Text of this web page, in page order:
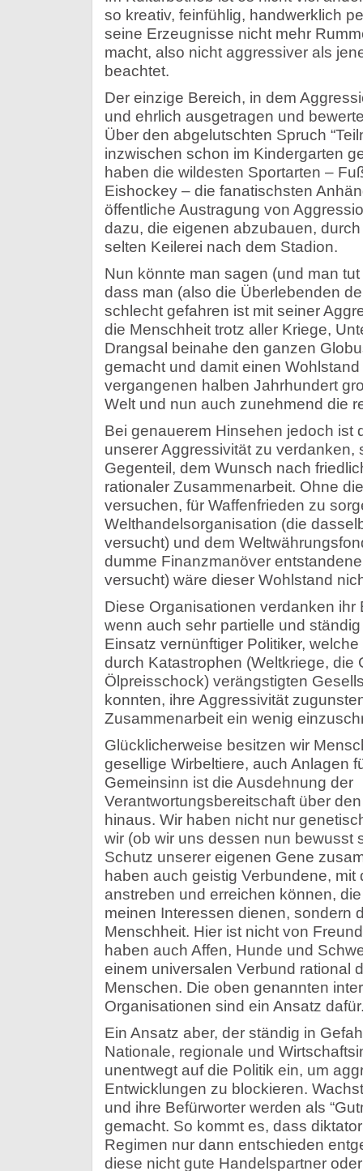
so kreativ, feinfühlig, handwerklich
seine Erzeugnisse nicht mehr
macht, also nicht aggressiver als
beachtet.
Der einzige Bereich, in dem
und ehrlich ausgetragen und
Über den abgelutschten Spruch
inzwischen schon im Kindergarten
haben die wildesten Sportarten –
Eishockey – die fanatischsten
öffentliche Austragung von
dazu, die eigenen abzubauen,
selten Keilerei nach dem Stadion.
Nun könnte man sagen (und man
dass man (also die Überlebenden
schlecht gefahren ist mit seiner
die Menschheit trotz aller Kriege,
Drangsal beinahe den ganzen
gemacht und damit einen
vergangenen halben Jahrhundert
Welt und nun auch zunehmend die
Bei genauerem Hinsehen jedoch ist
unserer Aggressivität zu verdanken,
Gegenteil, dem Wunsch nach
rationaler Zusammenarbeit. Ohne
versuchen, für Waffenfrieden zu
Welthandelsorganisation (die
versucht) und dem
dumme Finanzmanöver
versucht) wäre dieser Wohlstand
Diese Organisationen verdanken ihr
wenn auch sehr partielle und
Einsatz vernünftiger Politiker,
durch Katastrophen (Weltkriege, die
Ölpreisschock) verängstigten
konnten, ihre Aggressivität
Zusammenarbeit ein wenig
Glücklicherweise besitzen wir
gesellige Wirbeltiere, auch Anlagen
Gemeinsinn ist die Ausdehnung der
Verantwortungsbereitschaft über
hinaus. Wir haben nicht nur
wir (ob wir uns dessen nun bewusst
Schutz unserer eigenen Gene
haben auch geistig Verbundene, mit
anstreben und erreichen können,
meinen Interessen dienen, sondern
Menschheit. Hier ist nicht von
haben auch Affen, Hunde und
einem universalen Verbund rational
Menschen. Die oben genannten
Organisationen sind ein Ansatz
Ein Ansatz aber, der ständig in
Nationale, regionale und
unentwegt auf die Politik ein, um
Entwicklungen zu blockieren.
und ihre Befürworter werden als
gemacht. So kommt es, dass
Regimen nur dann entschieden
diese nicht gute Handelspartner